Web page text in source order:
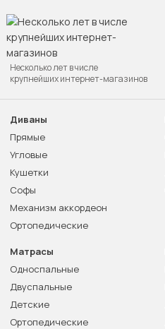
Несколько лет в числе
крупнейших интернет-магазинов
Диваны
Прямые
Угловые
Кушетки
Софы
Механизм аккордеон
Ортопедические
Матрасы
Односпальные
Двуспальные
Детские
Ортопедические